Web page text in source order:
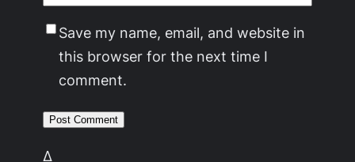
Save my name, email, and website in
this browser for the next time I
comment.
Δ